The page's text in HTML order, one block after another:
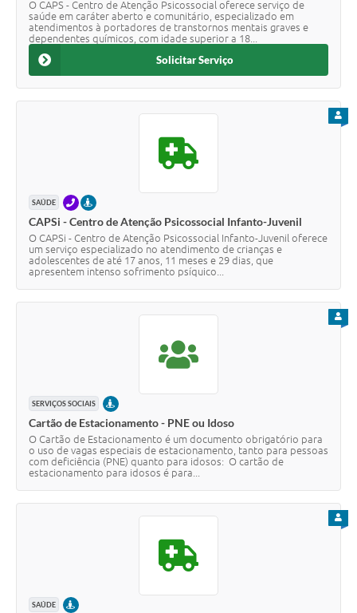
O CAPS - Centro de Atenção Psicossocial oferece serviço de
saúde em caráter aberto e comunitário, especializado em
atendimentos à portadores de transtornos mentais graves e
dependentes químicos, com idade superior a 18...
Solicitar Serviço
SAÚDE TELEFONEPRESENCIAL
CAPSi - Centro de Atenção Psicossocial Infanto-Juvenil
O CAPSi - Centro de Atenção Psicossocial Infanto-Juvenil oferece
um serviço especializado no atendimento de crianças e
adolescentes de até 17 anos, 11 meses e 29 dias, que
apresentem intenso sofrimento psíquico...
SERVIÇOS SOCIAIS PRESENCIAL
Cartão de Estacionamento - PNE ou Idoso
O Cartão de Estacionamento é um documento obrigatório para
o uso de vagas especiais de estacionamento, tanto para pessoas
com deficiência (PNE) quanto para idosos: O cartão de
estacionamento para idosos é para...
SAÚDE PRESENCIAL